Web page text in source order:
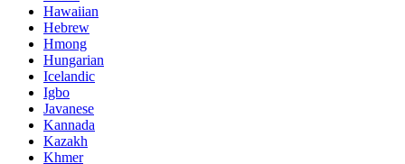
Hawaiian
Hebrew
Hmong
Hungarian
Icelandic
Igbo
Javanese
Kannada
Kazakh
Khmer